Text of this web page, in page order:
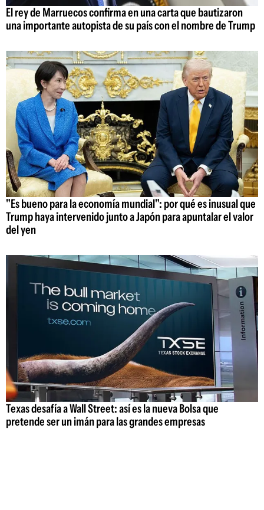
El rey de Marruecos confirma en una carta que bautizaron
una importante autopista de su país con el nombre de Trump
"Es bueno para la economía mundial": por qué es inusual que
Trump haya intervenido junto a Japón para apuntalar el valor
del yen
Texas desafía a Wall Street: así es la nueva Bolsa que
pretende ser un imán para las grandes empresas